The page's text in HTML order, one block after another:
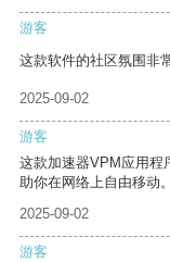
游客
这款软件的社区氛围非
2025-09-02
游客
这款加速器VPM应用程
助你在网络上自由移动。
2025-09-02
游客